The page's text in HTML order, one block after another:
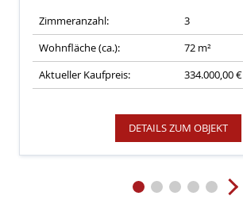
Zimmeranzahl:
3
Wohnfläche (ca.):
72 m²
Aktueller Kaufpreis:
334.000,00 €
DETAILS ZUM OBJEKT